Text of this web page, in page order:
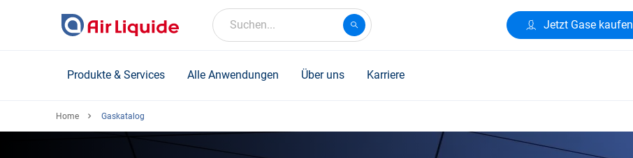
Suchen... Jetzt Gase kaufen
Produkte & Services Alle Anwendungen Über uns Karriere
Home Gaskatalog